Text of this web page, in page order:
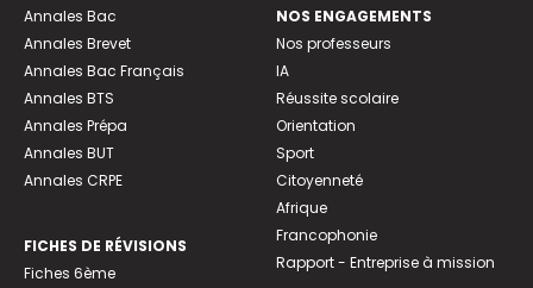
Annales Bac
Annales Brevet
Annales Bac Français
Annales BTS
Annales Prépa
Annales BUT
Annales CRPE
FICHES DE RÉVISIONS
Fiches 6ème
NOS ENGAGEMENTS
Nos professeurs
IA
Réussite scolaire
Orientation
Sport
Citoyenneté
Afrique
Francophonie
Rapport - Entreprise à mission